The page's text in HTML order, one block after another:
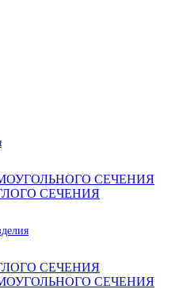
СЕЧЕНИЯ
СЕЧЕНИЯ
СЕЧЕНИЯ
СЕЧЕНИЯ